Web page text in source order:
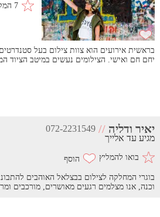
7 המלצות
בראשית אירועים הוא צוות צילום בעל
יחם חם ואישי. הצילומים נעשים במיטב הציוד
יאיר ודליה //
072-2231549
מגיע עד אלייך
בואו להמליץ
בוגרי המחלקה לצילום בבצלאל האוהבים
וכנה, אנו מצלמים רגעים מאושרים, מורכבים